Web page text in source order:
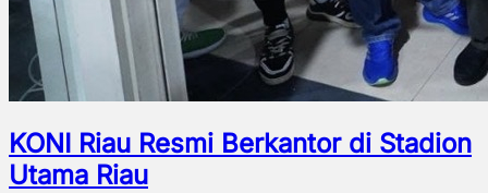
KONI Riau Resmi Berkantor di Stadion
Utama Riau